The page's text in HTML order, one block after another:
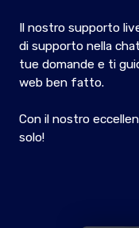
Il nostro supporto
di supporto nella
tue domande e ti
web ben fatto.
Con il nostro
solo!